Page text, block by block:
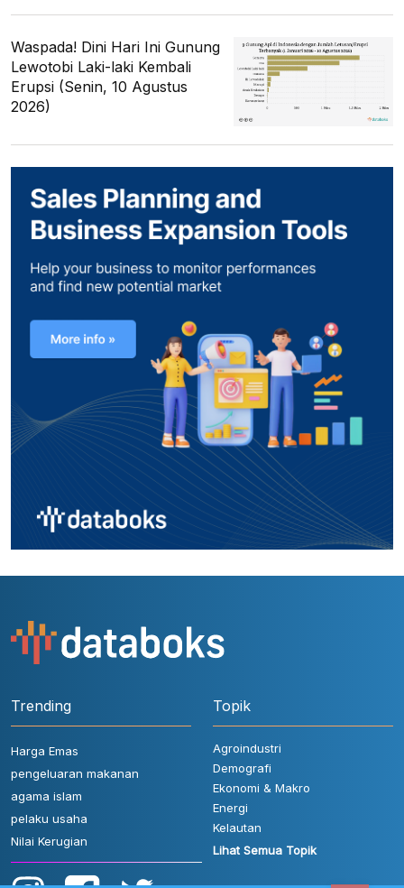
Waspada! Dini Hari Ini Gunung
Lewotobi Laki-laki Kembali
Erupsi (Senin, 10 Agustus
2026)
Trending
Harga Emas
pengeluaran makanan
agama islam
pelaku usaha
Nilai Kerugian
Topik
Agroindustri
Demografi
Ekonomi & Makro
Energi
Kelautan
Lihat Semua Topik